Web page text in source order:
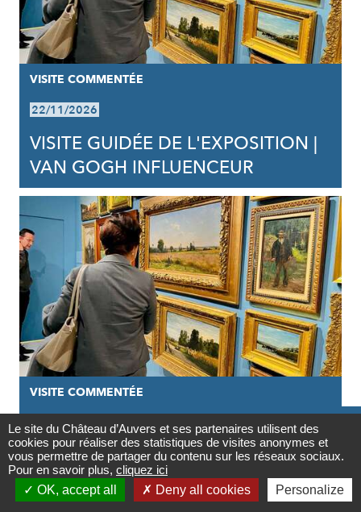
Contact

Newsletter
VISITE COMMENTÉE
22/11/2026
VISITE GUIDÉE DE L'EXPOSITION |
VAN GOGH INFLUENCEUR
VISITE COMMENTÉE
13/12/2026
VISITE GUIDÉE DE L'EXPOSITION |
VAN GOGH INFLUENCEUR
Le site du Château d’Auvers et ses partenaires utilisent des
cookies pour réaliser des statistiques de visites anonymes et
vous permettre de partager du contenu sur les réseaux sociaux.
Pour en savoir plus, cliquez ici
OK, accept all
Deny all cookies Personalize